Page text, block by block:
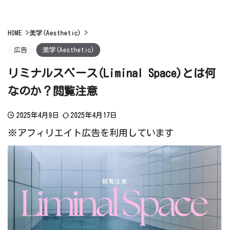
HOME >美学(Aesthetic) >
広告 美学(Aesthetic)
リミナルスペース(Liminal Space)とは何
なのか？閲覧注意
2025年4月9日 2025年4月17日
※アフィリエイト広告を利用しています